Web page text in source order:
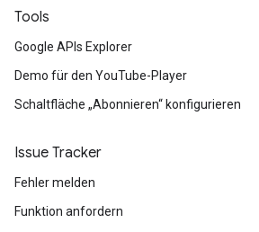
Tools
Google APIs Explorer
Demo für den YouTube-Player
Schaltfläche „Abonnieren“ konfigurieren
Issue Tracker
Fehler melden
Funktion anfordern